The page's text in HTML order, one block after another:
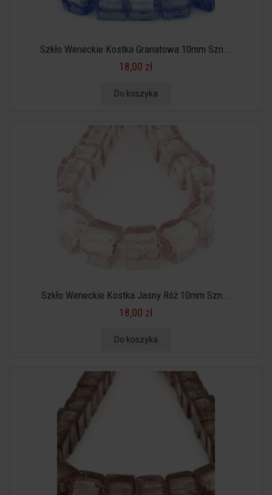
Szkło Weneckie Kostka Granatowa 10mm Szn...
18,00 zł
Do koszyka
Szkło Weneckie Kostka Jasny Róż 10mm Szn...
18,00 zł
Do koszyka